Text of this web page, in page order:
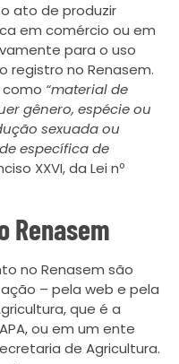
ato de produzir
em comércio ou em
para o uso
registro no Renasem.
“material de
gênero, espécie ou
sexuada ou
específica de
XXVI, da Lei nº
Renasem
no Renasem são
– pela web e pela
que é a
ou em um ente
de Agricultura.